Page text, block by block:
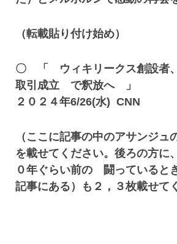
（転載貼り付け始め）
〇 「 ウィキリークス創設者
取引成立 で釈放へ 」
２０２４年6/26(水) CNN
（ここに記事の中のアサンジュ
を載せてください。後ろの方に
０年ぐらい前の 闘っていると
記事にある）も２，３枚載せて